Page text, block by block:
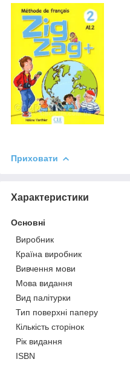
Приховати
Характеристики
Основні
Виробник
Країна виробник
Вивчення мови
Мова видання
Вид палітурки
Тип поверхні паперу
Кількість сторінок
Рік видання
ISBN